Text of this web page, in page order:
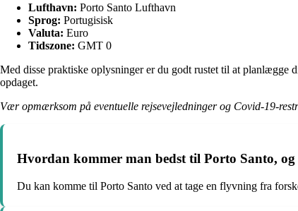
Lufthavn: Porto Santo Lufthavn
Sprog: Portugisisk
Valuta: Euro
Tidszone: GMT 0
Med disse praktiske oplysninger er du godt rustet til at planlægge
opdaget.
Vær opmærksom på eventuelle rejsevejledninger og Covid-19-
Hvordan kommer man bedst til Porto Santo,
Du kan komme til Porto Santo ved at tage en flyvning fra